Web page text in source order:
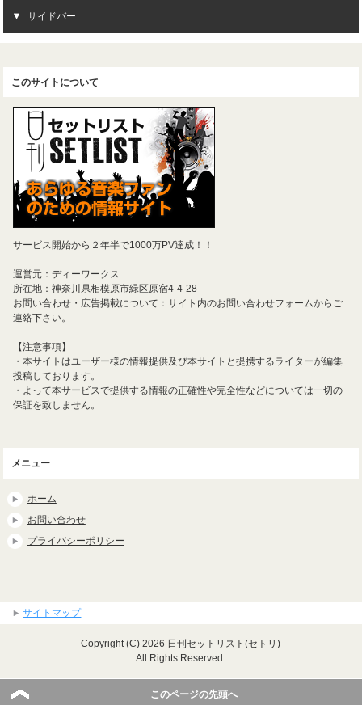
サイドバー
このサイトについて
サービス開始から２年半で1000万PV達成！！
運営元：ディーワークス
所在地：神奈川県相模原市緑区原宿4-4-28
お問い合わせ・広告掲載について：サイト内のお問い合わせフォームからご
連絡下さい。
【注意事項】
・本サイトはユーザー様の情報提供及び本サイトと提携するライターが編集
投稿しております。
・よって本サービスで提供する情報の正確性や完全性などについては一切の
保証を致しません。
メニュー
ホーム
お問い合わせ
プライバシーポリシー
サイトマップ
Copyright (C) 2026 日刊セットリスト(セトリ)
All Rights Reserved.
このページの先頭へ